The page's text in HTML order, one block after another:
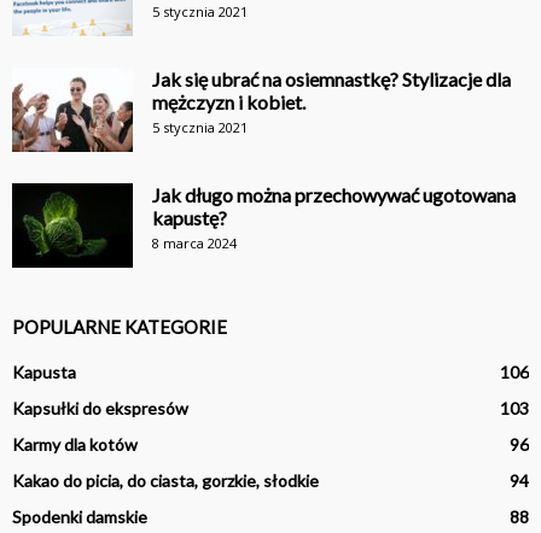
5 stycznia 2021
Jak się ubrać na osiemnastkę? Stylizacje dla
mężczyzn i kobiet.
5 stycznia 2021
Jak długo można przechowywać ugotowana
kapustę?
8 marca 2024
POPULARNE KATEGORIE
Kapusta
106
Kapsułki do ekspresów
103
Karmy dla kotów
96
Kakao do picia, do ciasta, gorzkie, słodkie
94
Spodenki damskie
88